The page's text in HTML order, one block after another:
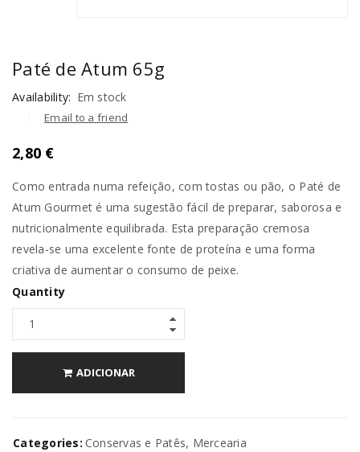
Paté de Atum 65g
Availability: Em stock
Email to a friend
2,80 €
Como entrada numa refeição, com tostas ou pão, o Paté de
Atum Gourmet é uma sugestão fácil de preparar, saborosa e
nutricionalmente equilibrada. Esta preparação cremosa
revela-se uma excelente fonte de proteína e uma forma
criativa de aumentar o consumo de peixe.
Quantity
ADICIONAR
Categories: Conservas e Patês, Mercearia